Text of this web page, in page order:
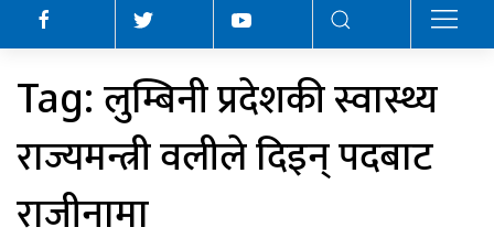
Tag: लुम्बिनी प्रदेशकी स्वास्थ्य
राज्यमन्त्री वलीले दिइन् पदबाट
राजीनामा